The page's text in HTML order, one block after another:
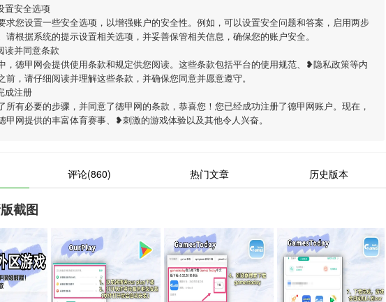
置安全选项
求您设置一些安全选项，以增强账户的安全性。例如，可以设置安全问题和答案，启用两步
请根据系统的提示设置相关选项，并妥善保管相关信息，确保您的账户安全。
读并同意条款
，德甲网会提供使用条款和规定供您阅读。这些条款包括平台的使用规范、❥隐私政策等内
前，请仔细阅读并理解这些条款，并确保您同意并愿意遵守。
成注册
所有必要的步骤，并同意了德甲网的条款，恭喜您！您已经成功注册了德甲网账户。现在，
甲网提供的丰富体育赛事、❥刺激的游戏体验以及其他令人兴奋。
评论(860) 热门文章 历史版本
截图